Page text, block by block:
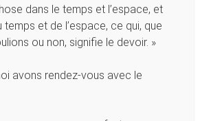
dans le temps et l’espace, et
temps et de l’espace, ce qui, que
ou non, signifie le devoir. »
avons rendez-vous avec le